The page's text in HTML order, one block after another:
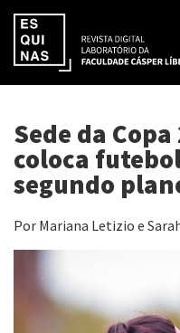
Sede da
coloca
segundo
Por Mariana Letizio e